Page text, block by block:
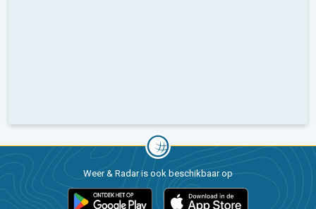
Weer & Radar is ook beschikbaar op